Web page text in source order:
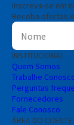
Inscreva-se em
Receba ofertas
INSTITUCIONAL
Quem Somos
Trabalhe
Perguntas
Fornecedores
Fale Conosco
ÁREA DO CLIENTE